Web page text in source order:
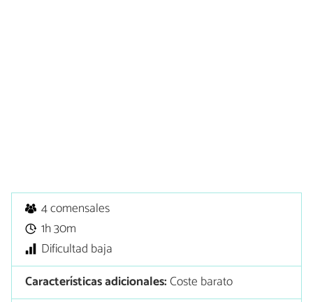
4 comensales
1h 30m
Dificultad baja
Características adicionales:Coste barato